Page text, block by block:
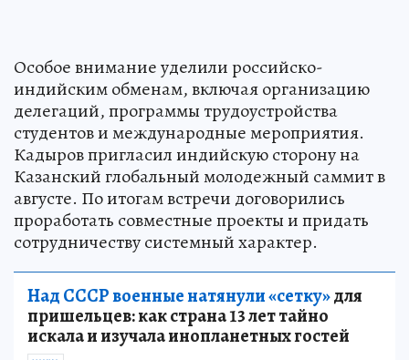
Особое внимание уделили российско-
индийским обменам, включая организацию
делегаций, программы трудоустройства
студентов и международные мероприятия.
Кадыров пригласил индийскую сторону на
Казанский глобальный молодежный саммит в
августе. По итогам встречи договорились
проработать совместные проекты и придать
сотрудничеству системный характер.
Над СССР военные натянули «сетку»для
пришельцев: как страна 13 лет тайно
искала и изучала инопланетных гостей